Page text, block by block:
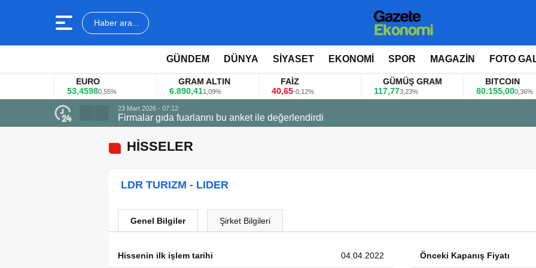
Haber ara...
GÜNDEM DÜNYA SİYASET EKONOMİ SPOR MAGAZİN FOTO
EURO
53,45980,55%
GRAM ALTIN
6.890,411,09%
FAİZ
40,65-0,12%
GÜMÜŞ GRAM
117,773,23%
BITCOIN
80.155,000,36%
23 Mart 2026 - 07:12
Firmalar gıda fuarlarını bu anket ile değerlendirdi
HİSSELER
LDR TURIZM - LIDER
Genel Bilgiler Şirket Bilgileri
Hissenin ilk işlem tarihi 04.04.2022 Önceki Kapanış Fiyatı